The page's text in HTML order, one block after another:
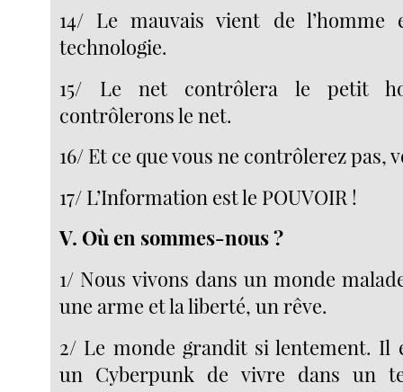
14/ Le mauvais vient de
technologie.
15/ Le net contrôlera le petit
contrôlerons le net.
16/ Et ce que vous ne contrôlerez pas,
17/ L’Information est le POUVOIR !
V. Où en sommes-nous ?
1/ Nous vivons dans un monde
une arme et la liberté, un rêve.
2/ Le monde grandit si lentement. Il
un Cyberpunk de vivre dans un